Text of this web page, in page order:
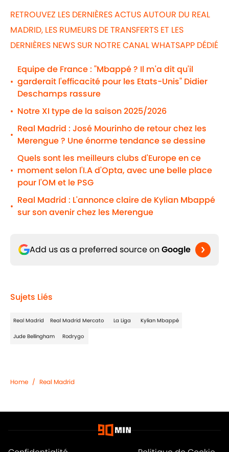
RETROUVEZ LES DERNIÈRES ACTUS AUTOUR DU REAL
MADRID, LES RUMEURS DE TRANSFERTS ET LES
DERNIÈRES NEWS SUR NOTRE CANAL WHATSAPP DÉDIÉ
•
Equipe de France : "Mbappé ? Il m'a dit qu'il
garderait l'efficacité pour les Etats-Unis" Didier
Deschamps rassure
• Notre XI type de la saison 2025/2026
•
Real Madrid : José Mourinho de retour chez les
Merengue ? Une énorme tendance se dessine
•
Quels sont les meilleurs clubs d'Europe en ce
moment selon l'I.A d'Opta, avec une belle place
pour l'OM et le PSG
•
Real Madrid : L'annonce claire de Kylian Mbappé
sur son avenir chez les Merengue
Add us as a preferred source on Google
Sujets Liés
Real Madrid Real Madrid Mercato La Liga Kylian Mbappé
Jude Bellingham Rodrygo
Home / Real Madrid